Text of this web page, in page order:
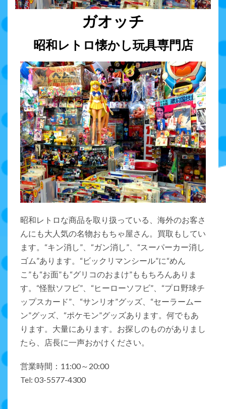
ガオッチ
昭和レトロ懐かし玩具専門店
昭和レトロな商品を取り扱っている、海外のお客さ
んにも大人気の名物おもちゃ屋さん。買取もしてい
ます。“キン消し”、“ガン消し”、“スーパーカー消し
ゴム”あります。“ビックリマンシール”に“めん
こ”も“お面”も“グリコのおまけ”ももちろんありま
す。“怪獣ソフビ”、“ヒーローソフビ”、“プロ野球チ
ップスカード”、“サンリオ”グッズ、“セーラームー
ン”グッズ、“ポケモン”グッズあります。何でもあ
ります。大量にあります。お探しのものがありまし
たら、店長に一声おかけください。
営業時間：11:00～20:00
Tel: 03-5577-4300